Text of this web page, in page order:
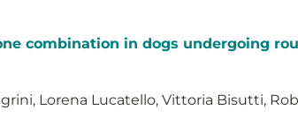
combination in dogs undergoing
Lorena Lucatello, Vittoria Bisutti,